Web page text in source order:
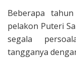
Beberapa
pelakon Puteri
segala
tangganya